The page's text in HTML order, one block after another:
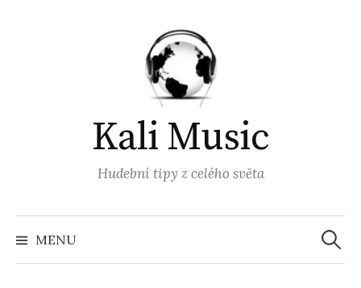
Kali Music
Hudební tipy z celého světa
MENU